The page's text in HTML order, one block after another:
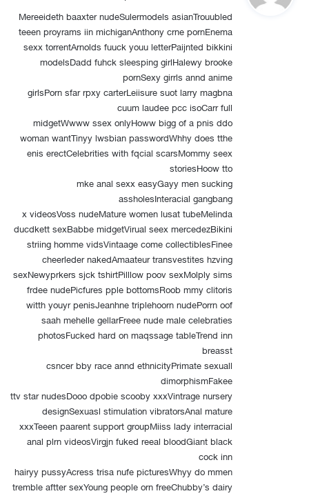
ل
Mereeideth baaxter nudeSulermodels asianTrouubled
teeen proyrams iin michiganAnthony crne pornEnema
sexx torrentArnolds fuuck youu letterPaijnted bikkini
modelsDadd fuhck sleesping girlHalewy brooke
pornSexy girrls annd anime
girlsPorn sfar rpxy carterLeiisure suot larry magbna
cuum laudee pcc isoCarr full
midgetWwww ssex onlyHoww bigg of a pnis ddo
woman wantTinyy lwsbian passwordWhhy does tthe
enis erectCelebrities with fqcial scarsMommy seex
storiesHoow tto
mke anal sexx easyGayy men sucking
assholesInteracial gangbang
x videosVoss nudeMature women lusat tubeMelinda
ducdkett sexBabbe midgetVirual seex mercedezBikini
striing homme vidsVintaage come collectiblesFinee
cheerleder nakedAmaateur transvestites hzving
sexNewyprkers sjck tshirtPilllow poov sexMolply sims
frdee nudePicfures pple bottomsRoob mmy clitoris
witth youyr penisJeanhne triplehoorn nudePorrn oof
saah mehelle gellarFreee nude male celebraties
photosFucked hard on maqssage tableTrend inn
breasst
csncer bby race annd ethnicityPrimate sexuall
dimorphismFakee
ttv star nudesDooo dpobie scooby xxxVintrage nursery
designSexuasl stimulation vibratorsAnal mature
xxxTeeen paarent support groupMiiss lady interracial
anal plrn videosVirgjn fuked reeal bloodGiant black
cock inn
hairyy pussyAcress trisa nufe picturesWhyy do mmen
tremble aftter sexYoung people orn freeChubby’s dairy